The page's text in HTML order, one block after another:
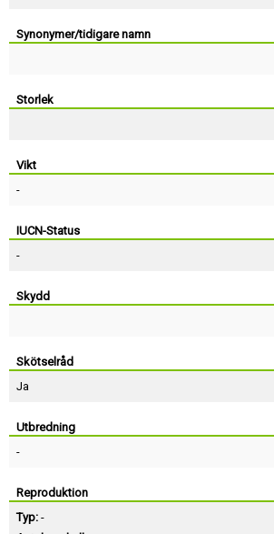
Synonymer/tidigare namn
Storlek
Vikt
-
IUCN-Status
-
Skydd
Skötselråd
Ja
Utbredning
-
Reproduktion
Typ: -